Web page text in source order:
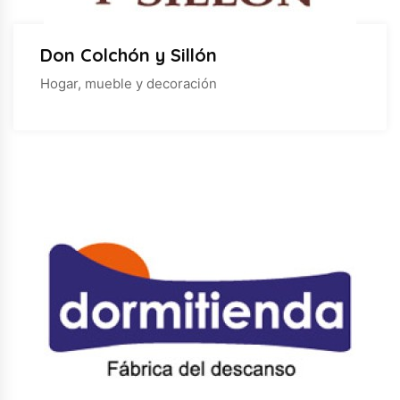
Don Colchón y Sillón
Hogar, mueble y decoración